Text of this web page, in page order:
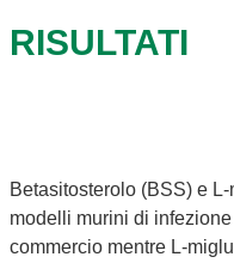
RISULTATI
Betasitosterolo (BSS) e
modelli murini di
commercio mentre L-